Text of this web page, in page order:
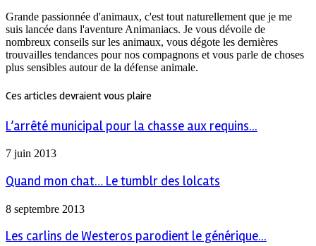
Grande passionnée d'animaux, c'est tout naturellement que je me
suis lancée dans l'aventure Animaniacs. Je vous dévoile de
nombreux conseils sur les animaux, vous dégote les dernières
trouvailles tendances pour nos compagnons et vous parle de choses
plus sensibles autour de la défense animale.
Ces articles devraient vous plaire
L’arrêté municipal pour la chasse aux requins...
7 juin 2013
Quand mon chat… Le tumblr des lolcats
8 septembre 2013
Les carlins de Westeros parodient le générique...